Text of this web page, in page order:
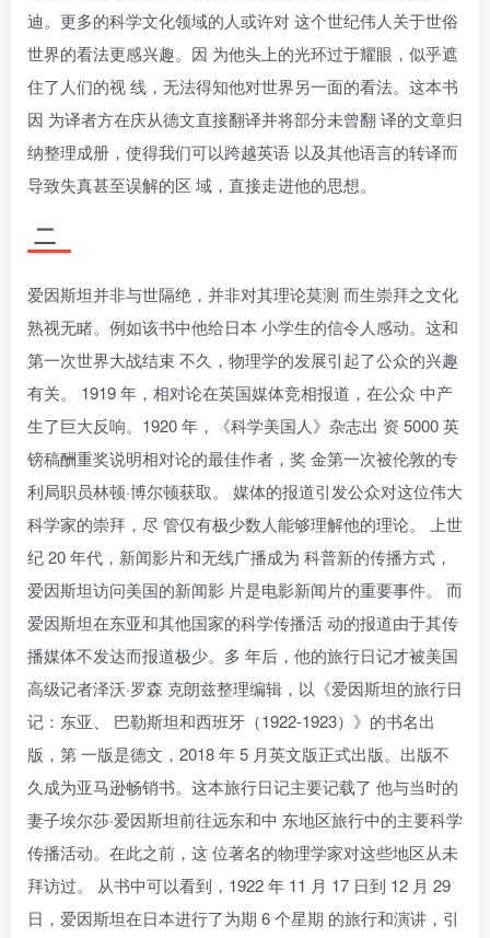
迪。更多的科学文化领域的人或许对 这个世纪伟人关于世俗
世界的看法更感兴趣。因 为他头上的光环过于耀眼，似乎遮
住了人们的视 线，无法得知他对世界另一面的看法。这本书
因 为译者方在庆从德文直接翻译并将部分未曾翻 译的文章归
纳整理成册，使得我们可以跨越英语 以及其他语言的转译而
导致失真甚至误解的区 域，直接走进他的思想。
二
爱因斯坦并非与世隔绝，并非对其理论莫测 而生崇拜之文化
熟视无睹。例如该书中他给日本 小学生的信令人感动。这和
第一次世界大战结束 不久，物理学的发展引起了公众的兴趣
有关。 1919 年，相对论在英国媒体竞相报道，在公众 中产
生了巨大反响。1920 年，《科学美国人》杂志出 资 5000 英
镑稿酬重奖说明相对论的最佳作者，奖 金第一次被伦敦的专
利局职员林顿·博尔顿获取。 媒体的报道引发公众对这位伟大
科学家的崇拜，尽 管仅有极少数人能够理解他的理论。 上世
纪 20 年代，新闻影片和无线广播成为 科普新的传播方式，
爱因斯坦访问美国的新闻影 片是电影新闻片的重要事件。 而
爱因斯坦在东亚和其他国家的科学传播活 动的报道由于其传
播媒体不发达而报道极少。多 年后，他的旅行日记才被美国
高级记者泽沃·罗森 克朗兹整理编辑，以《爱因斯坦的旅行日
记：东亚、 巴勒斯坦和西班牙（1922-1923）》的书名出
版，第 一版是德文，2018 年 5 月英文版正式出版。出版不
久成为亚马逊畅销书。这本旅行日记主要记载了 他与当时的
妻子埃尔莎·爱因斯坦前往远东和中 东地区旅行中的主要科学
传播活动。在此之前，这 位著名的物理学家对这些地区从未
拜访过。 从书中可以看到，1922 年 11 月 17 日到 12 月 29
日，爱因斯坦在日本进行了为期 6 个星期 的旅行和演讲，引